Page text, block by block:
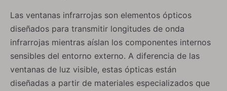
Las ventanas infrarrojas son elementos ópticos
diseñados para transmitir longitudes de onda
infrarrojas mientras aíslan los componentes internos
sensibles del entorno externo. A diferencia de las
ventanas de luz visible, estas ópticas están
diseñadas a partir de materiales especializados que